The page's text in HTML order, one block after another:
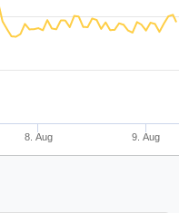
8. Aug 9. Aug